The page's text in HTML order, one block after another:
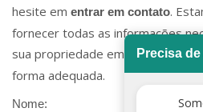
hesite em entrar em contato.
fornecer todas as informações
sua propriedade em
Jose
forma adequada.
Nome:
Precisa